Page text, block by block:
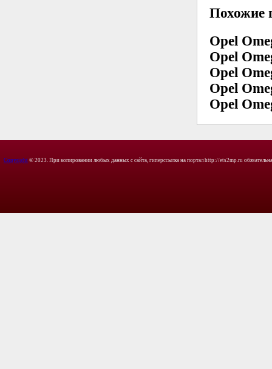
Похожие
Opel
Opel
Opel
Opel
Opel
Copyright © 2023. При копировании любых данных с сайта, гиперссылка на портал http://ets2mp.ru